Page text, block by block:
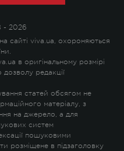
- 2026
сайті viva.ua, охороняються
в оригінальному розмірі
редакції
статей обсягом не
матеріалу, з
на джерело, а для
систем
пошуковими
розміщене в підзаголовку